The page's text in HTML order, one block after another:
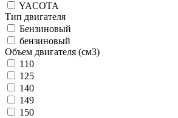
YACOTA
Тип двигателя
Бензиновый
бензиновый
Объем двигателя (см3)
110
125
140
149
150